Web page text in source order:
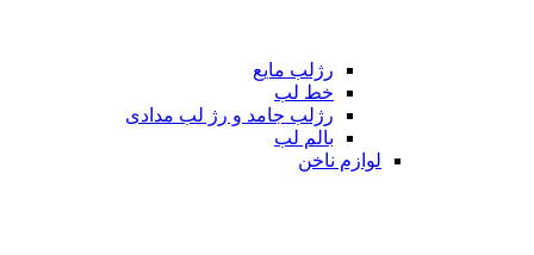
رژلب مایع
خط لب
رژلب جامد و رژ لب مدادی
بالم لب
لوازم ناخن